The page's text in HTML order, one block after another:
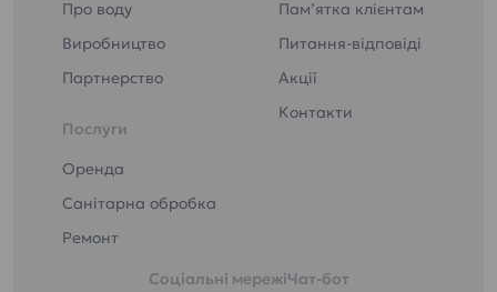
Про воду
Виробництво
Партнерство
Послуги
Оренда
Санітарна обробка
Ремонт
Пам’ятка клієнтам
Питання-відповіді
Акції
Контакти
Соціальні мережіЧат-бот